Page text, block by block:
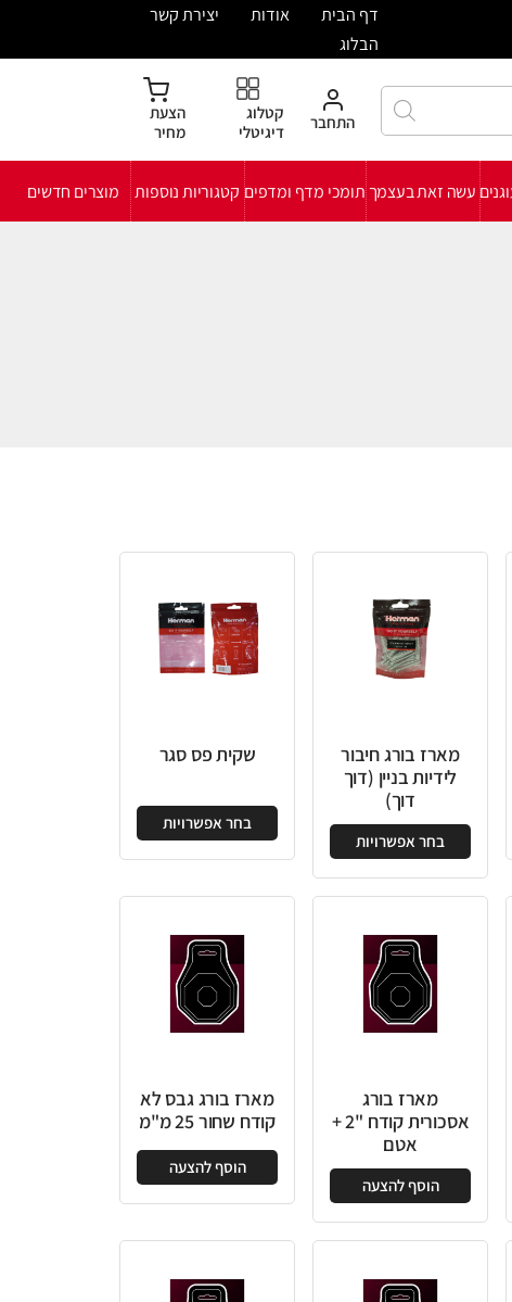
דף הבית אודות
יצירת קשר
הבלוג
התחבר
קטלוג
דיגיטלי
הצעת
מחיר
עשה זאת בעצמךתומכי מדף ומדפים קטגוריות נוספות מוצרים חדשים
מארז בורג חיבור
לידיות בניין (דוך
דוך)
בחר אפשרויות
שקית פס סגר
בחר אפשרויות
מארז בורג
אסכורית קודח "2 +
אטם
הוסף להצעה
מארז בורג גבס לא
קודח שחור 25 מ"מ
הוסף להצעה